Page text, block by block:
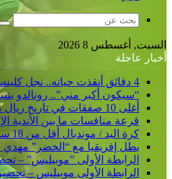
السبت, أغسطس 8 2026
أخبار عاجلة
4 دقائق أنقذت حياته.. نجل كلينسمان يروي كواليس نجاته من الشلل
“سيكون أكبر مني”.. رونالدو
أغلى 10 صفقات في تاريخ ريال مدريد بعد ضم يان ديوماندي
قرعة منافسات ما بين الأندية الإفريقية 2026-2027: الفرق الجزائرية تتعرف على منافسيها
كرة اليد / مونديال أقل من 18 سنة إناث /مباريات ترتيبية/: انهزام المنتخب الجزائري أمام نظيره الأوزباكستاني /30-38/
بطل إفريقيا مع “الخضر” مهدي
الرابطة الأولى ”موبيليس” –
الرابطة الأولى موبيليس –